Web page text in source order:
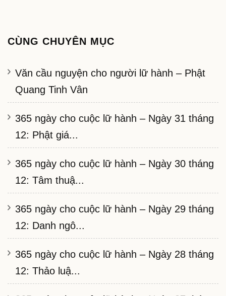
CÙNG CHUYÊN MỤC
Văn cầu nguyện cho người lữ hành – Phật
Quang Tinh Vân
365 ngày cho cuộc lữ hành – Ngày 31 tháng
12: Phật giá...
365 ngày cho cuộc lữ hành – Ngày 30 tháng
12: Tâm thuậ...
365 ngày cho cuộc lữ hành – Ngày 29 tháng
12: Danh ngô...
365 ngày cho cuộc lữ hành – Ngày 28 tháng
12: Thảo luậ...